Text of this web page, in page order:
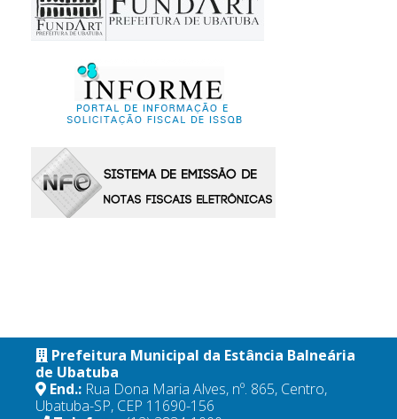
Prefeitura Municipal da Estância Balneária
de Ubatuba
End.: Rua Dona Maria Alves, nº. 865, Centro,
Ubatuba-SP, CEP 11690-156